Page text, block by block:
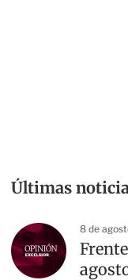
Últimas
8 de